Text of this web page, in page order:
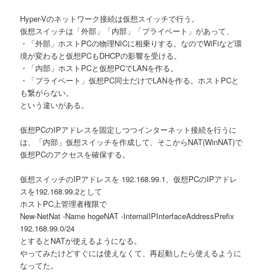
Hyper-Vのネットワーク接続は仮想スイッチで行う。
仮想スイッチは「外部」「内部」「プライベート」があって、
・「外部」ホストPCの物理NICに相乗りする。なのでWiFiなど環
境が変わると仮想PCもDHCPの影響を受ける。
・「内部」ホストPCと仮想PCでLANを作る。
・「プライベート」仮想PC同士だけでLANを作る。ホストPCと
も繋がらない。
という違いがある。
仮想PCのIPアドレスを固定しつつインターネット接続を行うに
は、「内部」仮想スイッチを作成して、そこからNAT(WinNAT)で
仮想PCのアクセスを確保する。
仮想スイッチのIPアドレスを 192.168.99.1、仮想PCのIPアドレ
スを192.168.99.2として
ホストPC上管理者権限で
New-NetNat -Name hogeNAT -InternalIPInterfaceAddressPrefix
192.168.99.0/24
とするとNATが使えるようになる。
やってみたけどすぐには使えなくて、再起動したら使えるように
なってた。